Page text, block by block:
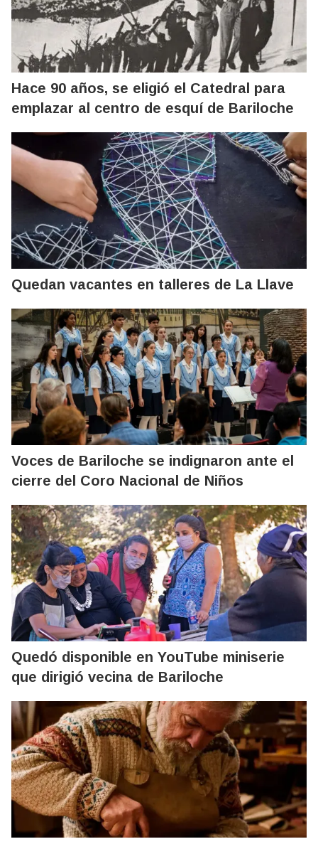
Hace 90 años, se eligió el Catedral para
emplazar al centro de esquí de Bariloche
Quedan vacantes en talleres de La Llave
Voces de Bariloche se indignaron ante el
cierre del Coro Nacional de Niños
Quedó disponible en YouTube miniserie
que dirigió vecina de Bariloche